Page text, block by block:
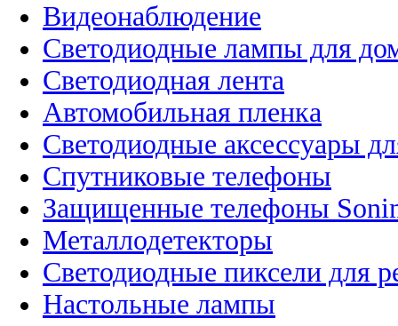
Видеонаблюдение
Светодиодные лампы для
Светодиодная лента
Автомобильная пленка
Светодиодные аксессуары
Спутниковые телефоны
Защищенные телефоны
Металлодетекторы
Светодиодные пиксели для
Настольные лампы